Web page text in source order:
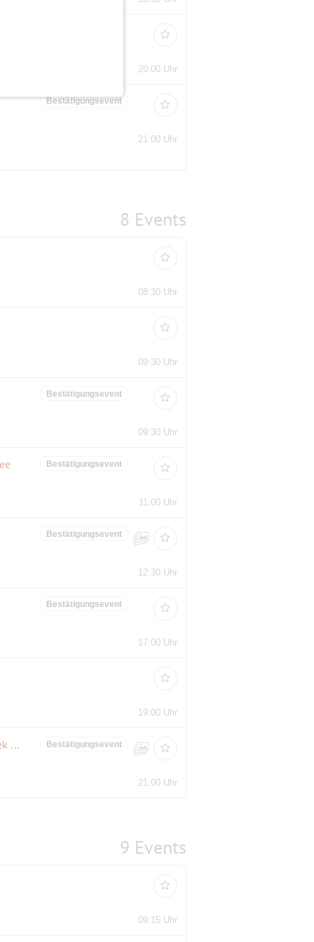
20:00 Uhr
Bestätigungsevent
21:00 Uhr
8 Events
08:30 Uhr
09:30 Uhr
Bestätigungsevent
09:30 Uhr
Bestätigungsevent
11:00 Uhr
Bestätigungsevent
12:30 Uhr
Bestätigungsevent
17:00 Uhr
19:00 Uhr
80er Party Night im Ballhaus – Spandau. (die älteste Rock- Diskothek Europas)
Bestätigungsevent
21:00 Uhr
9 Events
09:15 Uhr